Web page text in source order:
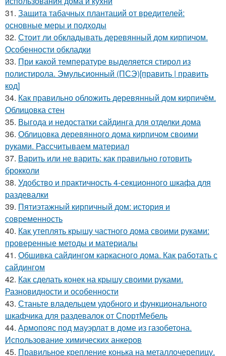
31. Защита табачных плантаций от вредителей:
основные меры и подходы
32. Стоит ли обкладывать деревянный дом кирпичом.
Особенности обкладки
33. При какой температуре выделяется стирол из
полистирола. Эмульсионный (ПСЭ)[править | править
код]
34. Как правильно обложить деревянный дом кирпичём.
Облицовка стен
35. Выгода и недостатки сайдинга для отделки дома
36. Облицовка деревянного дома кирпичом своими
руками. Рассчитываем материал
37. Варить или не варить: как правильно готовить
брокколи
38. Удобство и практичность 4-секционного шкафа для
раздевалки
39. Пятиэтажный кирпичный дом: история и
современность
40. Как утеплять крышу частного дома своими руками:
проверенные методы и материалы
41. Обшивка сайдингом каркасного дома. Как работать с
сайдингом
42. Как сделать конек на крышу своими руками.
Разновидности и особенности
43. Станьте владельцем удобного и функционального
шкафчика для раздевалок от СпортМебель
44. Армопояс под мауэрлат в доме из газобетона.
Использование химических анкеров
45. Правильное крепление конька на металлочерепицу.